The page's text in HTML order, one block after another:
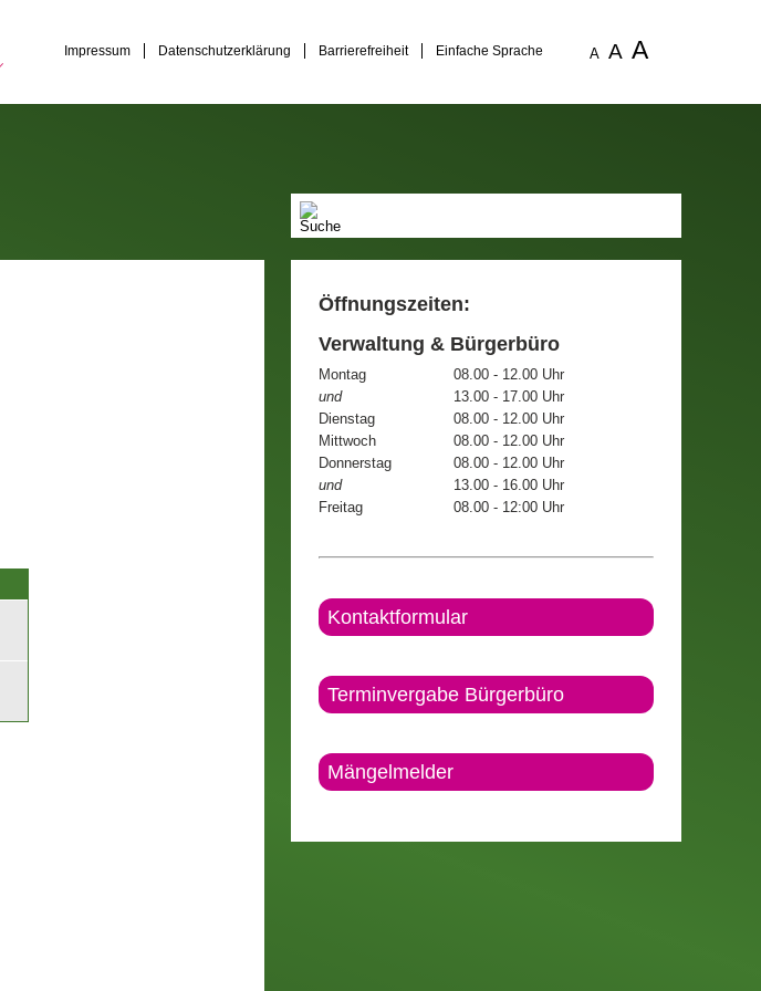
Impressum Datenschutzerklärung Barrierefreiheit Einfache Sprache A A A
Öffnungszeiten:
Verwaltung & Bürgerbüro
Montag
08.00 - 12.00 Uhr
und
13.00 - 17.00 Uhr
Dienstag
08.00 - 12.00 Uhr
Mittwoch
08.00 - 12.00 Uhr
Donnerstag
08.00 - 12.00 Uhr
und
13.00 - 16.00 Uhr
Freitag
08.00 - 12:00 Uhr
Kontaktformular
Terminvergabe Bürgerbüro
Mängelmelder